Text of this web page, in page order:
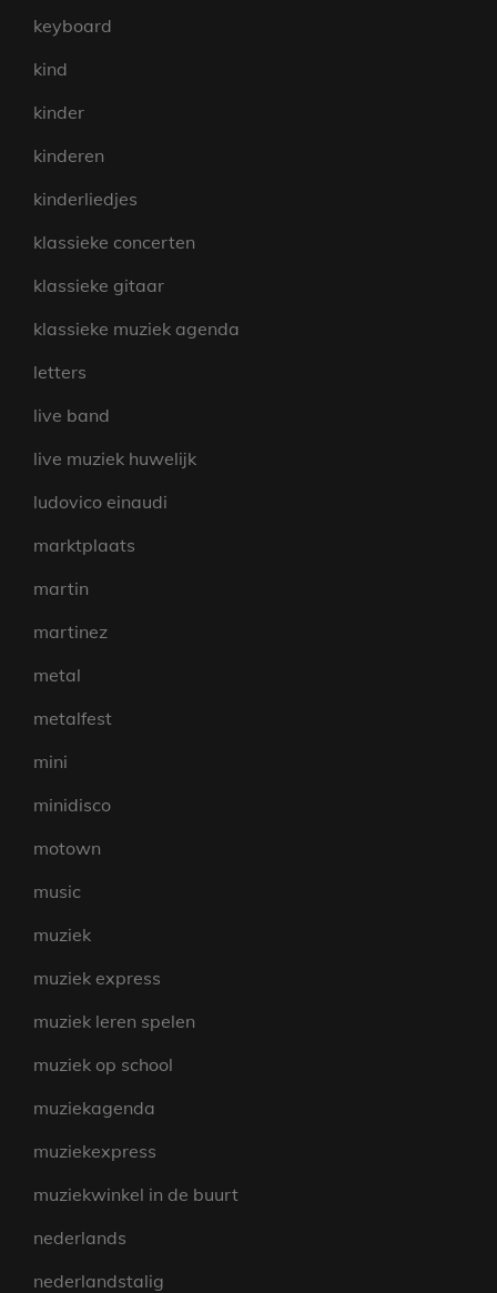
keyboard
kind
kinder
kinderen
kinderliedjes
klassieke concerten
klassieke gitaar
klassieke muziek agenda
letters
live band
live muziek huwelijk
ludovico einaudi
marktplaats
martin
martinez
metal
metalfest
mini
minidisco
motown
music
muziek
muziek express
muziek leren spelen
muziek op school
muziekagenda
muziekexpress
muziekwinkel in de buurt
nederlands
nederlandstalig